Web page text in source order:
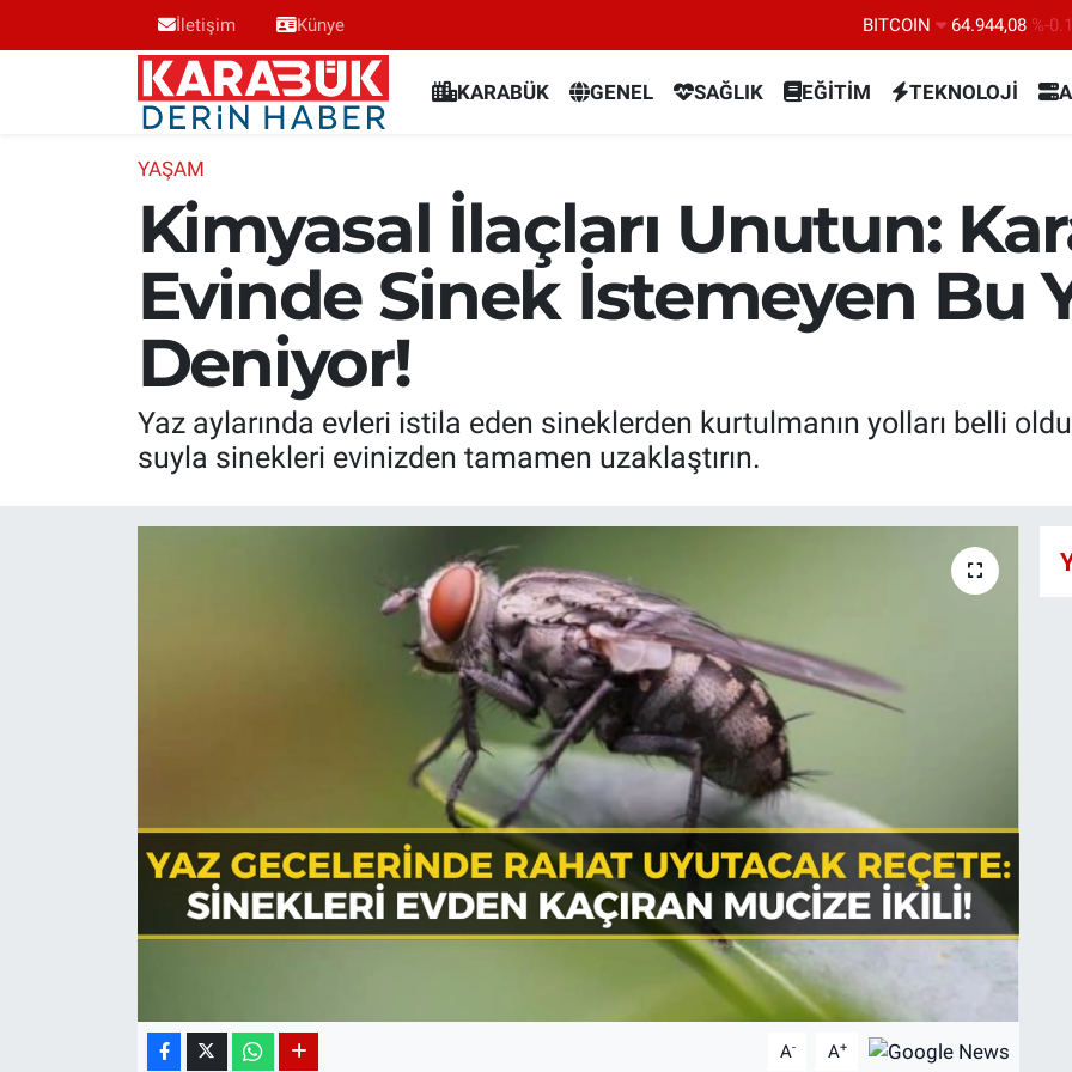
İletişim Künye BITCOIN 64.944,08 %-
EURO
55,2510
BİST100
13.779
KARABÜK GENEL SAĞLIK EĞİTİM TEKNOLOJİ
YAŞAM
Kimyasal İlaçları Unutun:
Evinde Sinek İstemeyen Bu
Deniyor!
Yaz aylarında evleri istila eden sineklerden kurtulmanın yolları belli
suyla sinekleri evinizden tamamen uzaklaştırın.
A- A+
Karabük Nöbetçi Eczaneler
Karabük Trafik Yoğunluk Haritası
Süper Lig Puan Durumu ve Fikstür
Tüm Manşetler
Haber Arşivi